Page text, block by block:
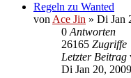
Regeln zu Wanted
von Ace Jin » Di Jan
0 Antworten
26165 Zugriffe
Letzter Beitrag
Di Jan 20,